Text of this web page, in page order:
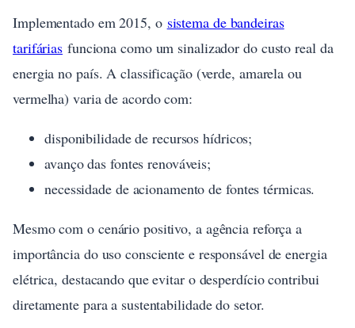
Implementado em 2015, o sistema de bandeiras
tarifárias funciona como um sinalizador do custo real da
energia no país. A classificação (verde, amarela ou
vermelha) varia de acordo com:
disponibilidade de recursos hídricos;
avanço das fontes renováveis;
necessidade de acionamento de fontes térmicas.
Mesmo com o cenário positivo, a agência reforça a
importância do uso consciente e responsável de energia
elétrica, destacando que evitar o desperdício contribui
diretamente para a sustentabilidade do setor.